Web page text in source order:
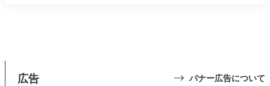
広告 バナー広告について